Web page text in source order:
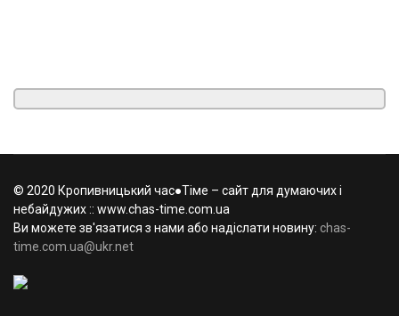
© 2020 Кропивницький час●Тіме – сайт для думаючих і
небайдужих :: www.chas-time.com.ua
Ви можете зв'язатися з нами або надіслати новину: chas-
time.com.ua@ukr.net